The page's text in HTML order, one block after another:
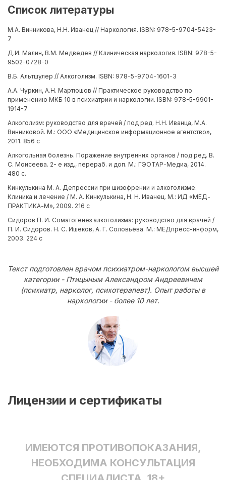
Список литературы
М.А. Винникова, Н.Н. Иванец // Наркология. ISBN: 978-5-9704-5423-
7
Д.И. Малин, В.М. Медведев // Клиническая наркология. ISBN: 978-5-
9502-0728-0
В.Б. Альтшулер // Алкоголизм. ISBN: 978-5-9704-1601-3
А.А. Чуркин, А.Н. Мартюшов // Практическое руководство по
применению МКБ 10 в психиатрии и наркологии. ISBN: 978-5-9901-
1914-7
Алкоголизм: руководство для врачей / под ред. Н.Н. Иванца, М.А.
Винниковой. М.: ООО «Медицинское информационное агентство»,
2011. 856 с
Алкогольная болезнь. Поражение внутренних органов / под ред. В.
С. Моисеева. 2- е изд., перераб. и доп. М.: ГЭОТАР-Медиа, 2014.
480 с.
Кинкулькина М. А. Депрессии при шизофрении и алкоголизме.
Клиника и лечение / М. А. Кинкулькина, Н. Н. Иванец. М.: ИД «МЕД-
ПРАКТИКА-М», 2009. 216 с
Сидоров П. И. Соматогенез алкоголизма: руководство для врачей /
П. И. Сидоров. Н. С. Ишеков, А. Г. Соловьёва. М.: МЕДпресс-информ,
2003. 224 с
Текст подготовлен врачом психиатром-наркологом высшей
категории - Птицыным Александром Андреевичем
(психиатр, нарколог, психотерапевт). Опыт работы в
наркологии - более 10 лет.
Лицензии и сертификаты
ИМЕЮТСЯ ПРОТИВОПОКАЗАНИЯ,
НЕОБХОДИМА КОНСУЛЬТАЦИЯ